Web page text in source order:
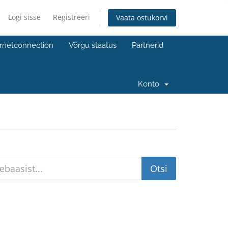
Logi sisse Registreeri Vaata ostukorvi
Võrgu staatus Partnerid
Konto